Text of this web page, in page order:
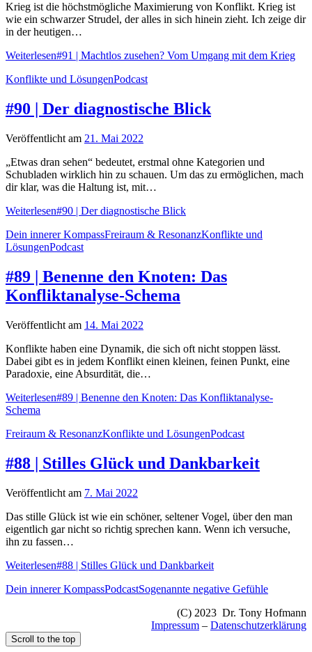
Krieg ist die höchstmögliche Maximierung von Konflikt. Krieg ist
wie ein schwarzer Strudel, der alles in sich hinein zieht. Ich zeige dir
in der heutigen…
Weiterlesen#91 | Machtlos zusehen? Vom Umgang mit dem Krieg
Konflikte und LösungenPodcast
#90 | Der diagnostische Blick
Veröffentlicht am 21. Mai 2022
„Etwas dran sehen“ bedeutet, erstmal ohne Kategorien und
Schubladen wirklich hin zu schauen. Um das zu ermöglichen, mach
dir klar, was die Haltung ist, mit…
Weiterlesen#90 | Der diagnostische Blick
Dein innerer KompassFreiraum & ResonanzKonflikte und
LösungenPodcast
#89 | Benenne den Knoten: Das
Konfliktanalyse-Schema
Veröffentlicht am 14. Mai 2022
Konflikte haben eine Dynamik, die sich oft nicht stoppen lässt.
Dabei gibt es in jedem Konflikt einen kleinen, feinen Punkt, eine
Paradoxie, eine Absurdität, die…
Weiterlesen#89 | Benenne den Knoten: Das Konfliktanalyse-
Schema
Freiraum & ResonanzKonflikte und LösungenPodcast
#88 | Stilles Glück und Dankbarkeit
Veröffentlicht am 7. Mai 2022
Das stille Glück ist wie ein schöner, seltener Vogel, über den man
eigentlich gar nicht so richtig sprechen kann. Wenn ich versuche,
ihn zu fassen…
Weiterlesen#88 | Stilles Glück und Dankbarkeit
Dein innerer KompassPodcastSogenannte negative Gefühle
(C) 2023 Dr. Tony Hofmann
Impressum – Datenschutzerklärung
Scroll to the top